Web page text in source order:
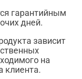
гарантийным
дней.
зависит
на
клиента.